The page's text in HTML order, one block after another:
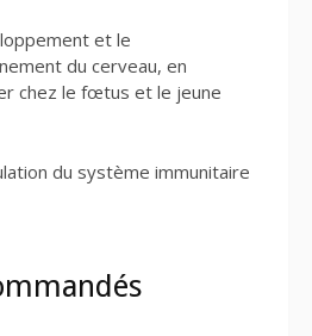
et le
du cerveau, en
chez le fœtus et le jeune
du système immunitaire